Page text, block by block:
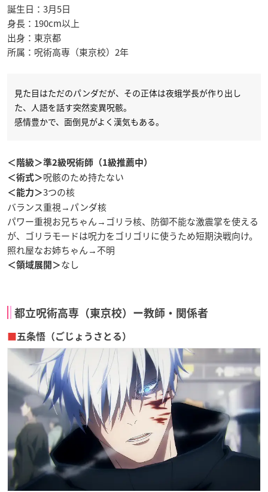
誕生日：3月5日
身長：190cm以上
出身：東京都
所属：呪術高専（東京校）2年
見た目はただのパンダだが、その正体は夜蛾学長が作り出し
た、人語を話す突然変異呪骸。
感情豊かで、面倒見がよく漢気もある。
＜階級＞準2級呪術師（1級推薦中）
＜術式＞呪骸のため持たない
＜能力＞3つの核
バランス重視→パンダ核
パワー重視お兄ちゃん→ゴリラ核、防御不能な激震掌を使える
が、ゴリラモードは呪力をゴリゴリに使うため短期決戦向け。
照れ屋なお姉ちゃん→不明
＜領域展開＞なし
都立呪術高専（東京校）ー教師・関係者
五条悟（ごじょうさとる）